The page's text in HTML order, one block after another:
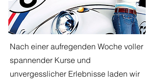
Nach einer aufregenden Woche voller
spannender Kurse und
unvergesslicher Erlebnisse laden wir